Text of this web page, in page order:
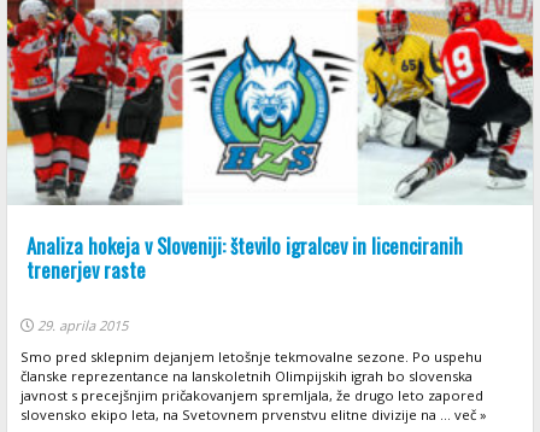
Analiza hokeja v Sloveniji: število igralcev in licenciranih
trenerjev raste
29. aprila 2015
Smo pred sklepnim dejanjem letošnje tekmovalne sezone. Po uspehu
članske reprezentance na lanskoletnih Olimpijskih igrah bo slovenska
javnost s precejšnjim pričakovanjem spremljala, že drugo leto zapored
slovensko ekipo leta, na Svetovnem prvenstvu elitne divizije na ... več »